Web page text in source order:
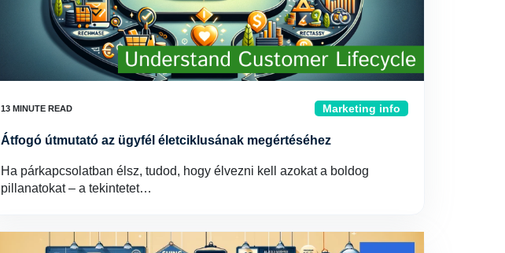
Marketing info
Átfogó útmutató az ügyfél életciklusának megértéséhez
Ha párkapcsolatban élsz, tudod, hogy élvezni kell azokat a boldog
pillanatokat – a tekintetet…